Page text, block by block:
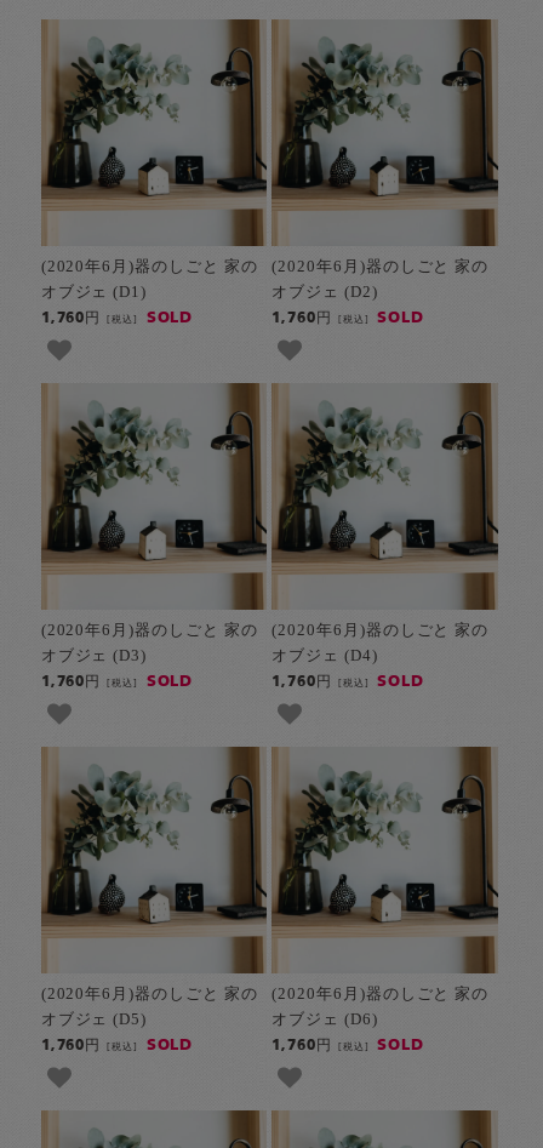
(2020年6月)器のしごと 家の
オブジェ (D1)
1,760円[税込] SOLD
(2020年6月)器のしごと 家の
オブジェ (D2)
1,760円 [税込] SOLD
(2020年6月)器のしごと 家の
オブジェ (D3)
1,760円[税込] SOLD
(2020年6月)器のしごと 家の
オブジェ (D4)
1,760円 [税込] SOLD
(2020年6月)器のしごと 家の
オブジェ (D5)
1,760円[税込] SOLD
(2020年6月)器のしごと 家の
オブジェ (D6)
1,760円 [税込] SOLD